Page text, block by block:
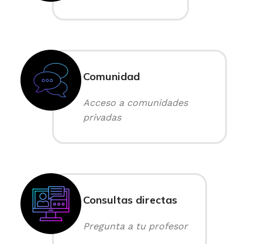
Comunidad
Acceso a comunidades
privadas
Consultas directas
Pregunta a tu profesor